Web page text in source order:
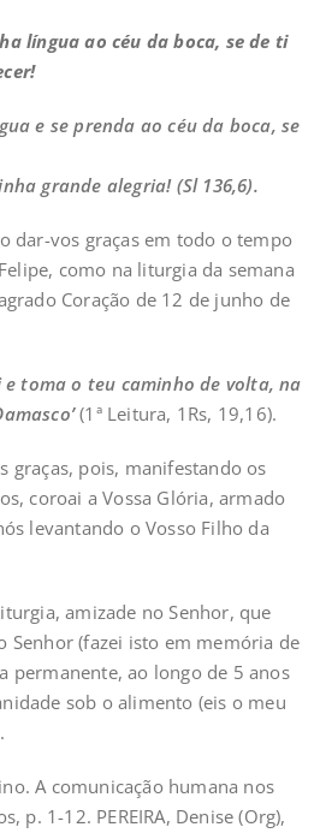
língua ao céu da boca, se de ti
e se prenda ao céu da boca, se
grande alegria! (Sl 136,6).
dar-vos graças em todo o tempo
como na liturgia da semana
Coração de 12 de junho de
e toma o teu caminho de volta, na
(1ª Leitura, 1Rs, 19,16).
graças, pois, manifestando os
coroai a Vossa Glória, armado
levantando o Vosso Filho da
amizade no Senhor, que
Senhor (fazei isto em memória de
permanente, ao longo de 5 anos
sob o alimento (eis o meu
A comunicação humana nos
p. 1-12. PEREIRA, Denise (Org),